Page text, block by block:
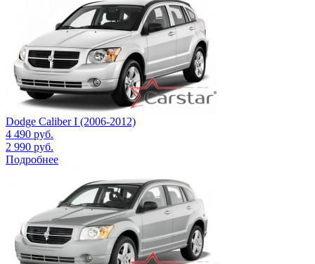
Dodge Caliber I (2006-2012)
4 490 руб.
2 990 руб.
Подробнее